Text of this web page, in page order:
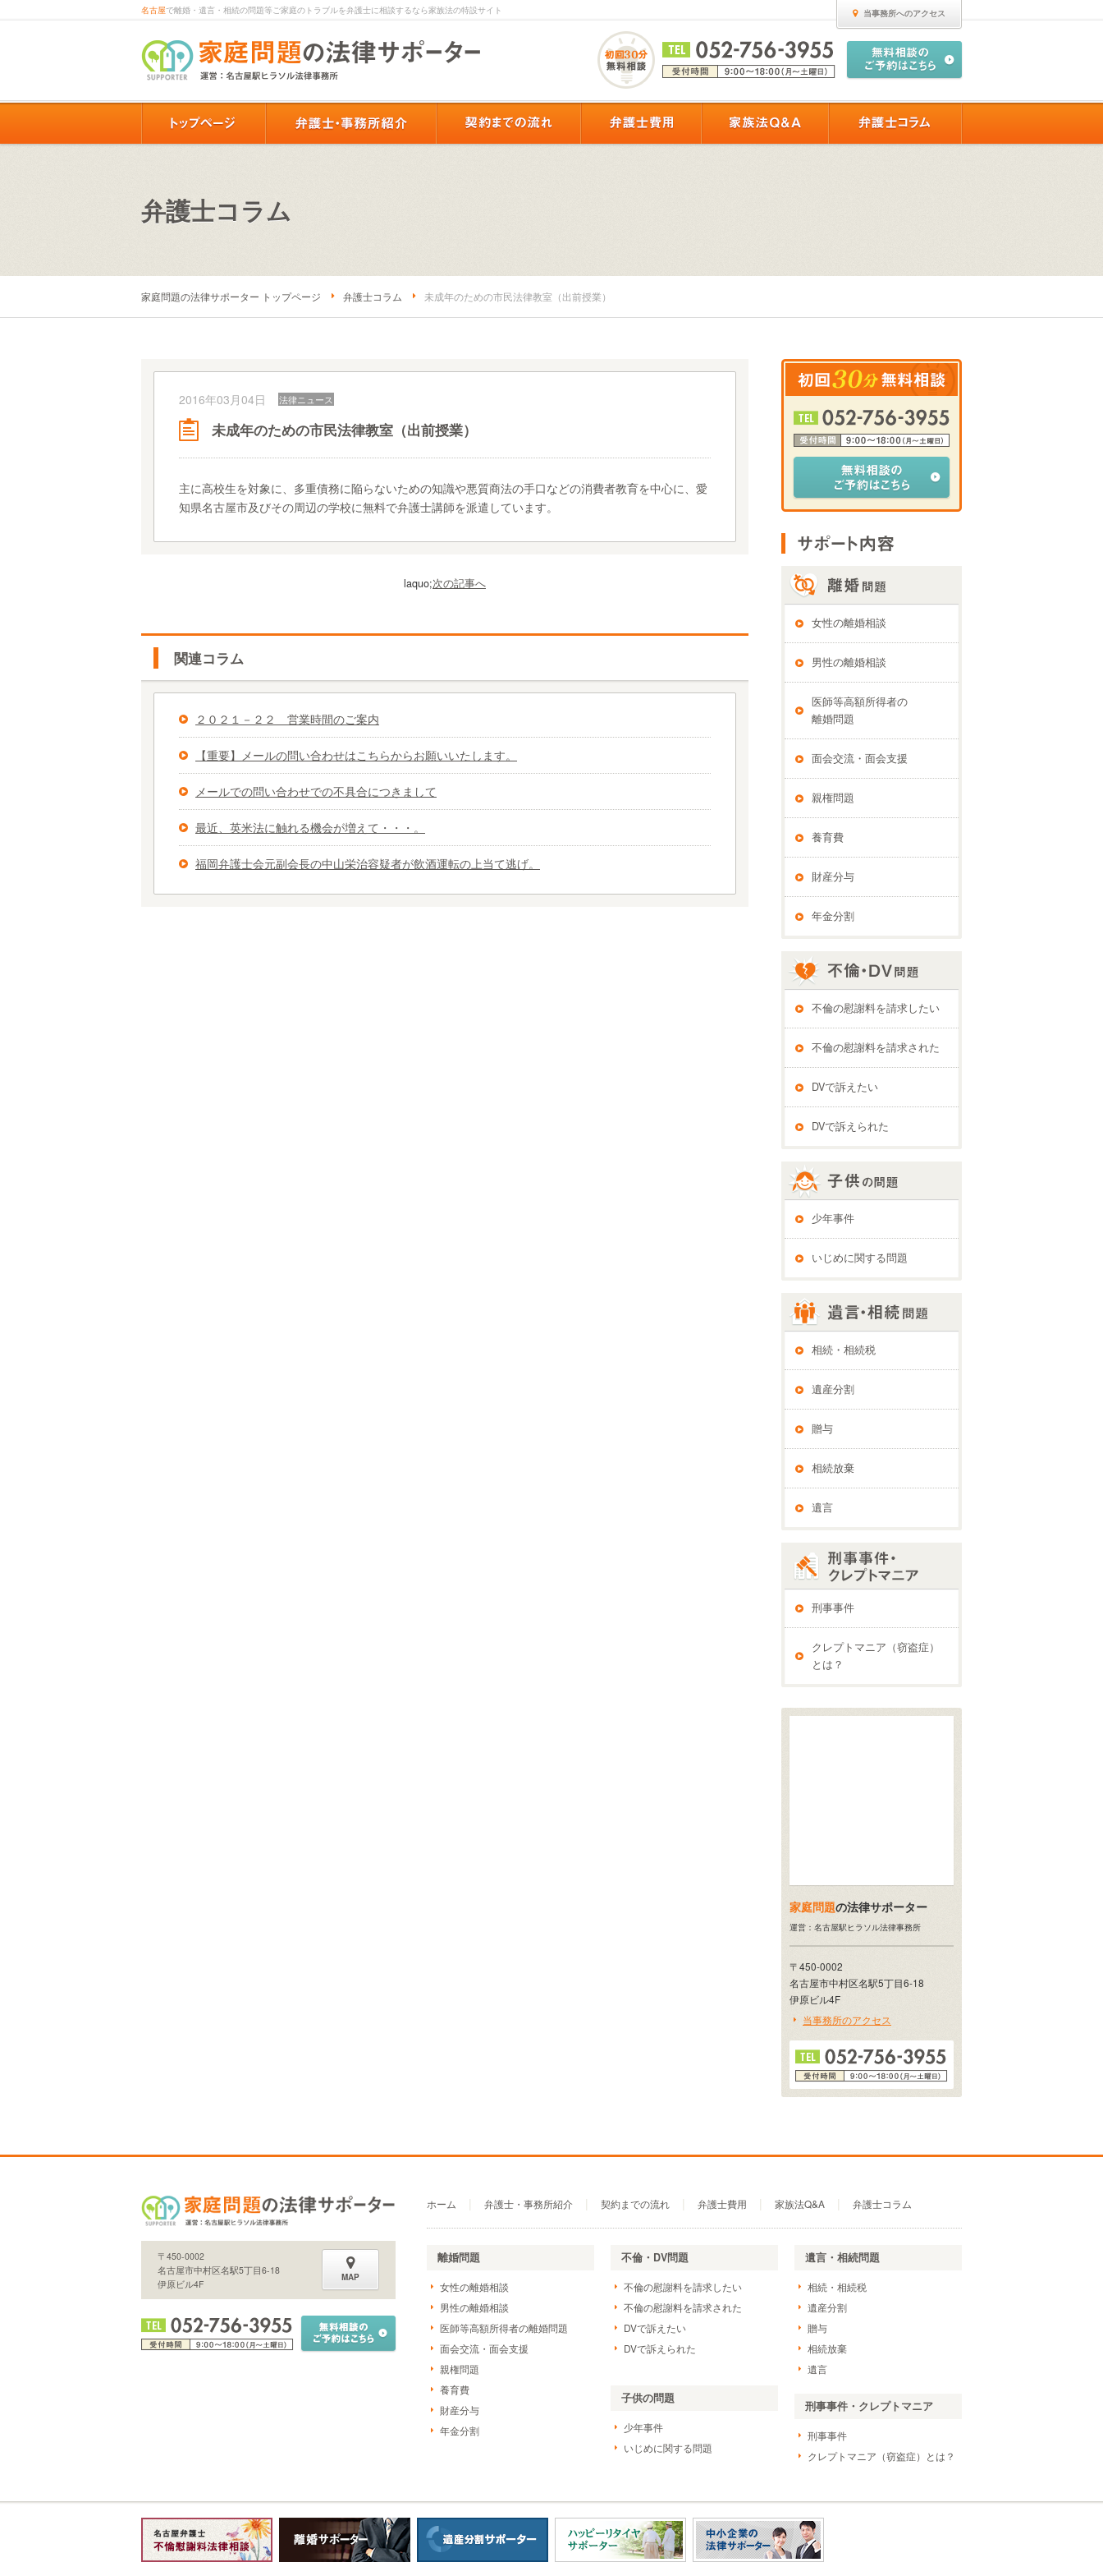
名古屋で離婚・遺言・相続の問題等ご家庭のトラブルを弁護士に相談するなら家族法の特設サイト 当事務所へのアクセス
弁護士コラム
家庭問題の法律サポーター トップページ 弁護士コラム 未成年のための市民法律教室（出前授業）
2016年03月04日 法律ニュース
未成年のための市民法律教室（出前授業）
主に高校生を対象に、多重債務に陥らないための知識や悪質商法の手口などの消費者教育を中心に、愛
知県名古屋市及びその周辺の学校に無料で弁護士講師を派遣しています。
laquo;次の記事へ
関連コラム
２０２１－２２ 営業時間のご案内
【重要】メールの問い合わせはこちらからお願いいたします。
メールでの問い合わせでの不具合につきまして
最近、英米法に触れる機会が増えて・・・。
福岡弁護士会元副会長の中山栄治容疑者が飲酒運転の上当て逃げ。
女性の離婚相談
男性の離婚相談
医師等高額所得者の
離婚問題
面会交流・面会支援
親権問題
養育費
財産分与
年金分割
不倫の慰謝料を請求したい
不倫の慰謝料を請求された
DVで訴えたい
DVで訴えられた
少年事件
いじめに関する問題
相続・相続税
遺産分割
贈与
相続放棄
遺言
刑事事件
クレプトマニア（窃盗症）
とは？
家庭問題の法律サポーター
運営：名古屋駅ヒラソル法律事務所
〒450-0002
名古屋市中村区名駅5丁目6-18
伊原ビル4F
当事務所のアクセス
〒450-0002
名古屋市中村区名駅5丁目6-18
伊原ビル4F
MAP
ホーム 弁護士・事務所紹介 契約までの流れ 弁護士費用 家族法Q&A 弁護士コラム
離婚問題
女性の離婚相談
男性の離婚相談
医師等高額所得者の離婚問題
面会交流・面会支援
親権問題
養育費
財産分与
年金分割
不倫・DV問題
不倫の慰謝料を請求したい
不倫の慰謝料を請求された
DVで訴えたい
DVで訴えられた
子供の問題
少年事件
いじめに関する問題
遺言・相続問題
相続・相続税
遺産分割
贈与
相続放棄
遺言
刑事事件・クレプトマニア
刑事事件
クレプトマニア（窃盗症）とは？